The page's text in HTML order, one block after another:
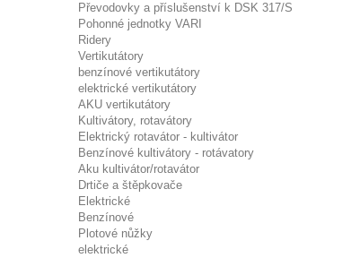
Převodovky a příslušenství k DSK 317/S
Pohonné jednotky VARI
Ridery
Vertikutátory
benzínové vertikutátory
elektrické vertikutátory
AKU vertikutátory
Kultivátory, rotavátory
Elektrický rotavátor - kultivátor
Benzínové kultivátory - rotávatory
Aku kultivátor/rotavátor
Drtiče a štěpkovače
Elektrické
Benzínové
Plotové nůžky
elektrické